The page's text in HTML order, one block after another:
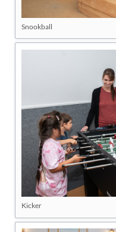
Snookball
Kicker